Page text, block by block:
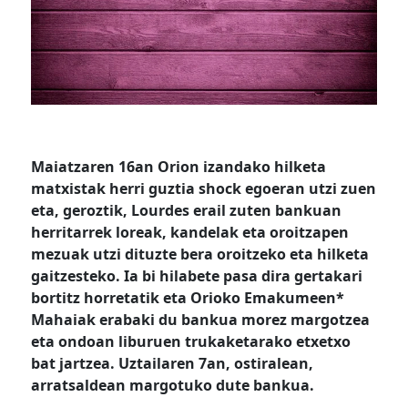
Maiatzaren 16an Orion izandako hilketa
matxistak herri guztia shock egoeran utzi zuen
eta, geroztik, Lourdes erail zuten bankuan
herritarrek loreak, kandelak eta oroitzapen
mezuak utzi dituzte bera oroitzeko eta hilketa
gaitzesteko. Ia bi hilabete pasa dira gertakari
bortitz horretatik eta Orioko Emakumeen*
Mahaiak erabaki du bankua morez margotzea
eta ondoan liburuen trukaketarako etxetxo
bat jartzea. Uztailaren 7an, ostiralean,
arratsaldean margotuko dute bankua.